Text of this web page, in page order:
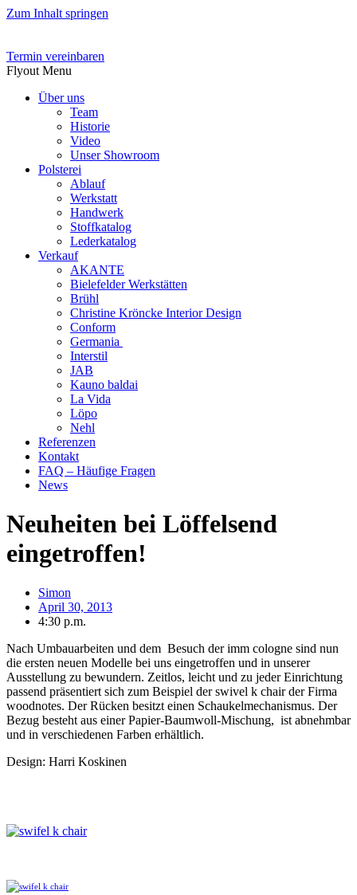
Zum Inhalt springen
Termin vereinbaren
Flyout Menu
Über uns
Team
Historie
Video
Unser Showroom
Polsterei
Ablauf
Werkstatt
Handwerk
Stoffkatalog
Lederkatalog
Verkauf
AKANTE
Bielefelder Werkstätten
Brühl
Christine Kröncke Interior Design
Conform
Germania
Interstil
JAB
Kauno baldai
La Vida
Löpo
Nehl
Referenzen
Kontakt
FAQ – Häufige Fragen
News
Neuheiten bei Löffelsend
eingetroffen!
Simon
April 30, 2013
4:30 p.m.
Nach Umbauarbeiten und dem Besuch der imm cologne sind nun
die ersten neuen Modelle bei uns eingetroffen und in unserer
Ausstellung zu bewundern. Zeitlos, leicht und zu jeder Einrichtung
passend präsentiert sich zum Beispiel der swivel k chair der Firma
woodnotes. Der Rücken besitzt einen Schaukelmechanismus. Der
Bezug besteht aus einer Papier-Baumwoll-Mischung, ist abnehmbar
und in verschiedenen Farben erhältlich.
Design: Harri Koskinen